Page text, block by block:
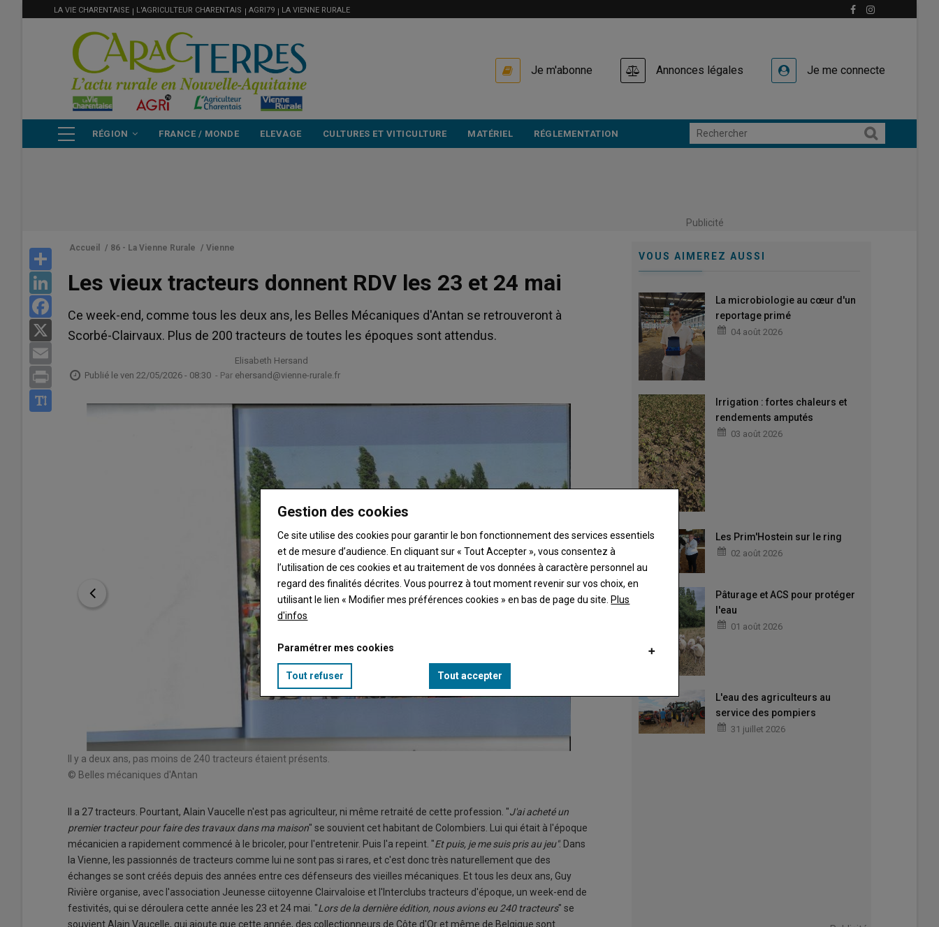
MENU
FILIÈRE
LA VIE CHARENTAISE L'AGRICULTEUR CHARENTAIS AGRI79 LA VIENNE RURALE
Je m'abonne Annonces légales Je me connecte
PRINCIPALE
RÉGION FRANCE / MONDE ELEVAGE CULTURES ET VITICULTURE MATÉRIEL RÉGLEMENTATION
Publicité
LinkedIn
Print
Accueil / 86 - La Vienne Rurale / Vienne
Les vieux tracteurs donnent RDV les 23 et 24 mai
Ce week-end, comme tous les deux ans, les Belles Mécaniques d'Antan se retrouveront à
Scorbé-Clairvaux. Plus de 200 tracteurs de toutes les époques sont attendus.
Publié le ven 22/05/2026 - 08:30 - Par
Elisabeth Hersand
ehersand@vienne-rurale.fr
Il y a deux ans, pas moins de 240 tracteurs étaient présents.
© Belles mécaniques d'Antan
Il a 27 tracteurs. Pourtant, Alain Vaucelle n'est pas agriculteur, ni même retraité de cette profession. "J'ai acheté un
premier tracteur pour faire des travaux dans ma maison" se souvient cet habitant de Colombiers. Lui qui était à l'époque
mécanicien a rapidement commencé à le bricoler, pour l'entretenir. Puis l'a repeint. "Et puis, je me suis pris au jeu". Dans
la Vienne, les passionnés de tracteurs comme lui ne sont pas si rares, et c'est donc très naturellement que des
échanges se sont créés depuis des années entre ces défenseurs des vieilles mécaniques. Et tous les deux ans, Guy
Rivière organise, avec l'association Jeunesse ciitoyenne Clairvaloise et l'Interclubs tracteurs d'époque, un week-end de
festivités, qui se déroulera cette année les 23 et 24 mai. "Lors de la dernière édition, nous avions eu 240 tracteurs" se
souvient Alain Vaucelle, qui ajoute que cette année, des collectionneurs de Côte d'Or et même de Belgique sont
VOUS AIMEREZ AUSSI
La microbiologie au cœur d'un
reportage primé
04 août 2026
Irrigation : fortes chaleurs et
rendements amputés
03 août 2026
Les Prim'Hostein sur le ring
02 août 2026
Pâturage et ACS pour protéger
l'eau
01 août 2026
L'eau des agriculteurs au
service des pompiers
31 juillet 2026
Gestion des cookies
Ce site utilise des cookies pour garantir le bon fonctionnement des services essentiels
et de mesure d’audience. En cliquant sur « Tout Accepter », vous consentez à
l’utilisation de ces cookies et au traitement de vos données à caractère personnel au
regard des finalités décrites. Vous pourrez à tout moment revenir sur vos choix, en
utilisant le lien « Modifier mes préférences cookies » en bas de page du site.Plus
d'infos
Paramétrer mes cookies
Tout refuser Tout accepter